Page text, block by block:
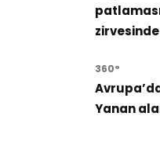
zirvesinde
360°
Yanan